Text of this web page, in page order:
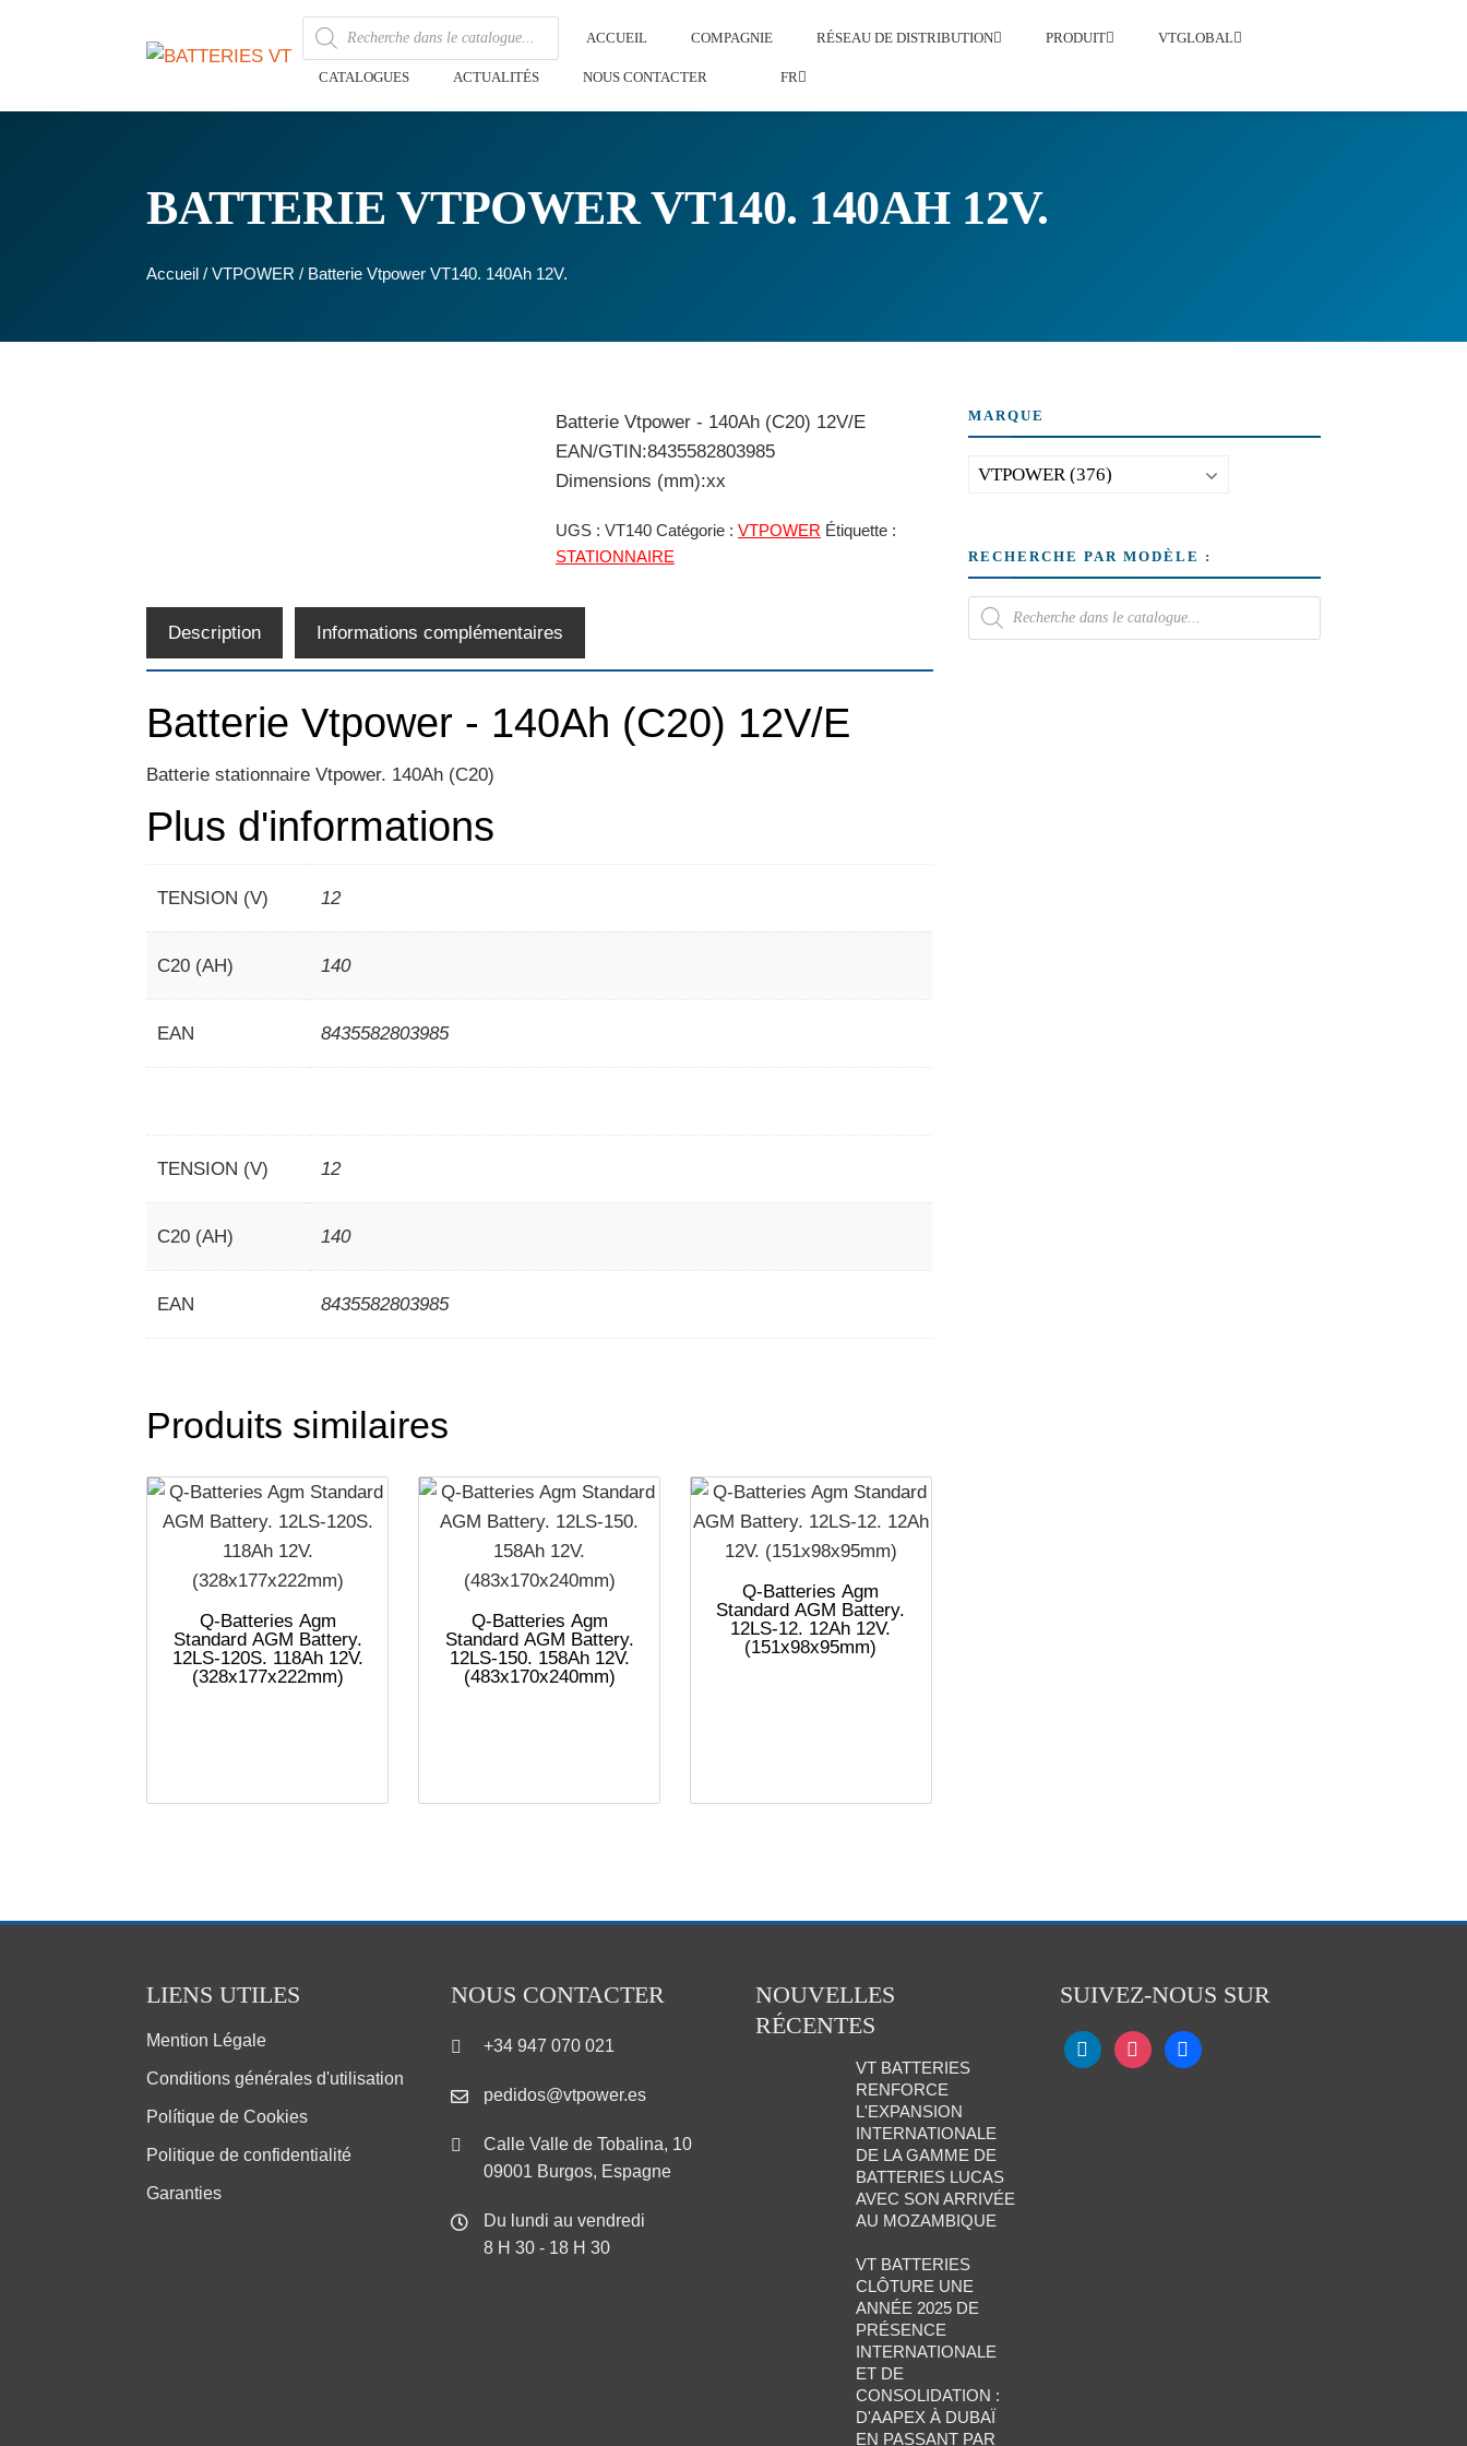
ACCUEIL COMPAGNIE RÉSEAU DE DISTRIBUTION PRODUIT VTGLOBAL
CATALOGUES ACTUALITÉS NOUS CONTACTER FR
BATTERIE VTPOWER VT140. 140AH 12V.
Accueil /VTPOWER / Batterie Vtpower VT140. 140Ah 12V.
Batterie Vtpower - 140Ah (C20) 12V/E
EAN/GTIN:8435582803985
Dimensions (mm):xx
UGS :VT140 Catégorie :VTPOWER Étiquette :
STATIONNAIRE
Description Informations complémentaires
Batterie Vtpower - 140Ah (C20) 12V/E
Batterie stationnaire Vtpower. 140Ah (C20)
Plus d'informations
TENSION (V) 12
C20 (AH) 140
EAN 8435582803985
TENSION (V) 12
C20 (AH) 140
EAN 8435582803985
Produits similaires
Q-Batteries Agm
Standard AGM Battery.
12LS-120S. 118Ah 12V.
(328x177x222mm)
Q-Batteries Agm
Standard AGM Battery.
12LS-150. 158Ah 12V.
(483x170x240mm)
Q-Batteries Agm
Standard AGM Battery.
12LS-12. 12Ah 12V.
(151x98x95mm)
MARQUE
RECHERCHE PAR MODÈLE :
LIENS UTILES
Mention Légale
Conditions générales d'utilisation
Polítique de Cookies
Politique de confidentialité
Garanties
NOUS CONTACTER
+34 947 070 021
pedidos@vtpower.es
Calle Valle de Tobalina, 10
09001 Burgos, Espagne
Du lundi au vendredi
8 H 30 - 18 H 30
NOUVELLES
RÉCENTES
VT BATTERIES
RENFORCE
L'EXPANSION
INTERNATIONALE
DE LA GAMME DE
BATTERIES LUCAS
AVEC SON ARRIVÉE
AU MOZAMBIQUE
VT BATTERIES
CLÔTURE UNE
ANNÉE 2025 DE
PRÉSENCE
INTERNATIONALE
ET DE
CONSOLIDATION :
D'AAPEX À DUBAÏ
EN PASSANT PAR
SUIVEZ-NOUS SUR